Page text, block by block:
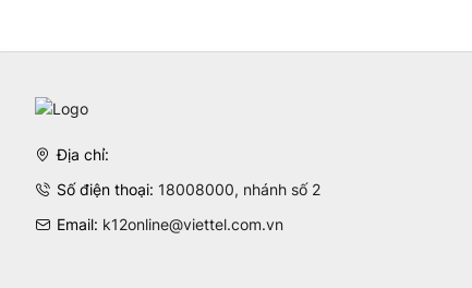
Địa chỉ:
Số điện thoại: 18008000, nhánh số 2
Email: k12online@viettel.com.vn